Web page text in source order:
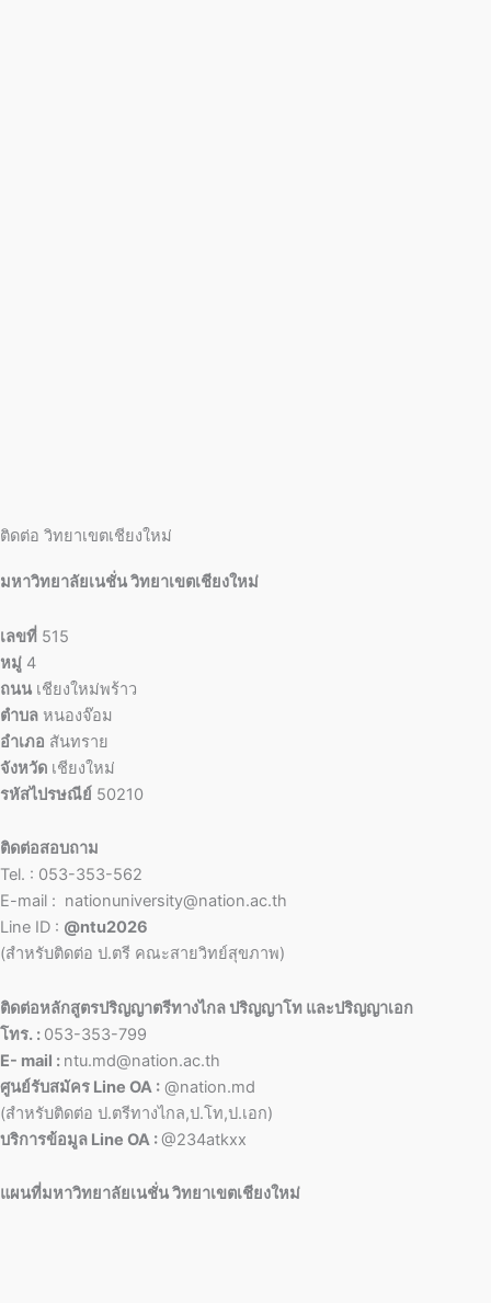
ติดต่อ วิทยาเขตเชียงใหม่
มหาวิทยาลัยเนชั่น วิทยาเขตเชียงใหม่
เลขที่ 515
หมู่ 4
ถนน เชียงใหม่พร้าว
ตำบล หนองจ๊อม
อำเภอ สันทราย
จังหวัด เชียงใหม่
รหัสไปรษณีย์ 50210
ติดต่อสอบถาม
Tel. : 053-353-562
E-mail : nationuniversity@nation.ac.th
Line ID : @ntu2026
(สำหรับติดต่อ ป.ตรี คณะสายวิทย์สุขภาพ)
ติดต่อหลักสูตรปริญญาตรีทางไกล ปริญญาโท และปริญญาเอก
โทร. : 053-353-799
E- mail : ntu.md@nation.ac.th
ศูนย์รับสมัคร Line OA : @nation.md
(สำหรับติดต่อ ป.ตรีทางไกล,ป.โท,ป.เอก)
บริการข้อมูล Line OA :@234atkxx
แผนที่มหาวิทยาลัยเนชั่น วิทยาเขตเชียงใหม่